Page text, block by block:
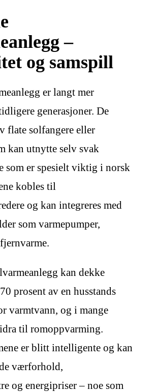
–
og samspill
er langt mer
generasjoner. De
flate solfangere eller
kan utnytte selv svak
som er spesielt viktig i norsk
kobles til
og kan integreres med
som varmepumper,
kan dekke
prosent av en husstands
varmtvann, og i mange
til romoppvarming.
er blitt intelligente og kan
værforhold,
og energipriser – noe som